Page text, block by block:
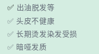
✅ 出油脱发等
✅ 头皮不健康
✅ 长期烫发染发受损
✅ 暗哑发质